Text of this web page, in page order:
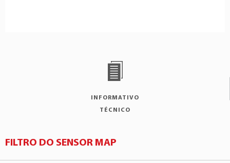
INFORMATIVO
TÉCNICO
FILTRO DO SENSOR MAP